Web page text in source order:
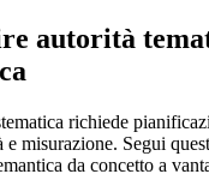
autorità
richiede
e misurazione. Segui
da concetto a